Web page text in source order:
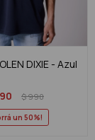
DIXIE - Azul
$990
50